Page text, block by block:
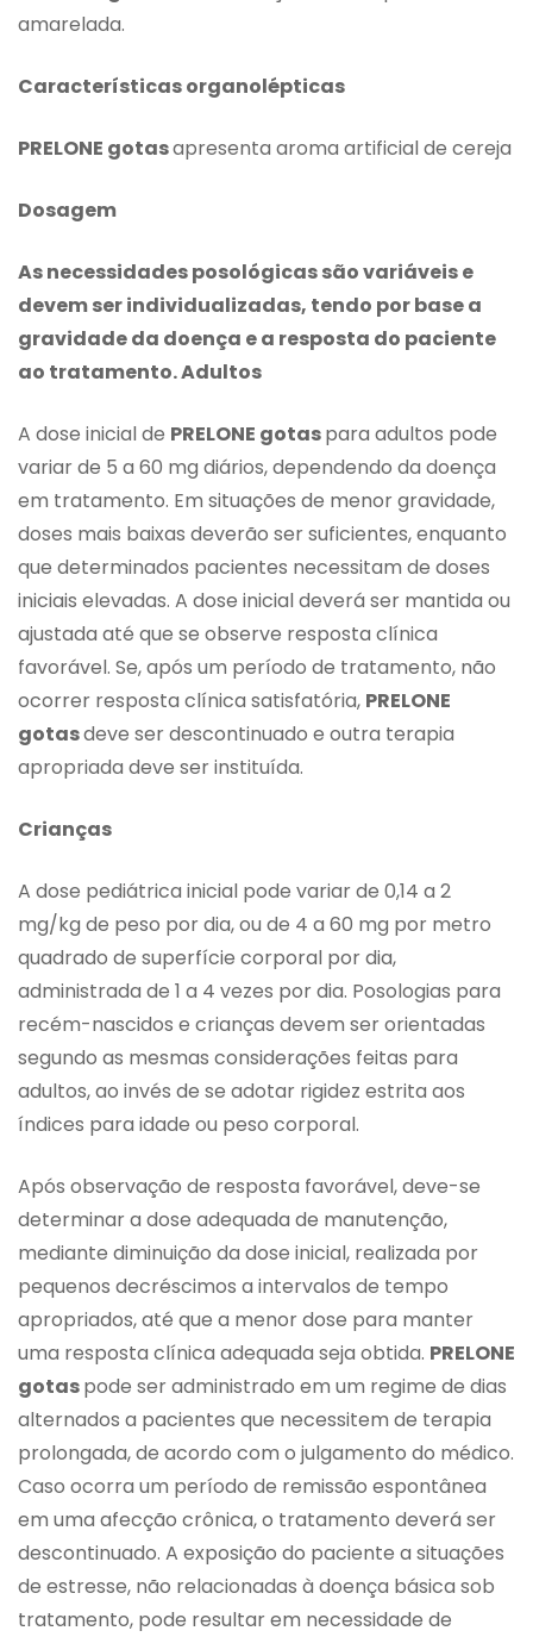
amarelada.
Características organolépticas
PRELONE gotasapresenta aroma artificial de cereja
Dosagem
As necessidades posológicas são variáveis e
devem ser individualizadas, tendo por base a
gravidade da doença e a resposta do paciente
ao tratamento. Adultos
A dose inicial de PRELONE gotaspara adultos pode
variar de 5 a 60 mg diários, dependendo da doença
em tratamento. Em situações de menor gravidade,
doses mais baixas deverão ser suficientes, enquanto
que determinados pacientes necessitam de doses
iniciais elevadas. A dose inicial deverá ser mantida ou
ajustada até que se observe resposta clínica
favorável. Se, após um período de tratamento, não
ocorrer resposta clínica satisfatória, PRELONE
gotasdeve ser descontinuado e outra terapia
apropriada deve ser instituída.
Crianças
A dose pediátrica inicial pode variar de 0,14 a 2
mg/kg de peso por dia, ou de 4 a 60 mg por metro
quadrado de superfície corporal por dia,
administrada de 1 a 4 vezes por dia. Posologias para
recém-nascidos e crianças devem ser orientadas
segundo as mesmas considerações feitas para
adultos, ao invés de se adotar rigidez estrita aos
índices para idade ou peso corporal.
Após observação de resposta favorável, deve-se
determinar a dose adequada de manutenção,
mediante diminuição da dose inicial, realizada por
pequenos decréscimos a intervalos de tempo
apropriados, até que a menor dose para manter
uma resposta clínica adequada seja obtida. PRELONE
gotaspode ser administrado em um regime de dias
alternados a pacientes que necessitem de terapia
prolongada, de acordo com o julgamento do médico.
Caso ocorra um período de remissão espontânea
em uma afecção crônica, o tratamento deverá ser
descontinuado. A exposição do paciente a situações
de estresse, não relacionadas à doença básica sob
tratamento, pode resultar em necessidade de